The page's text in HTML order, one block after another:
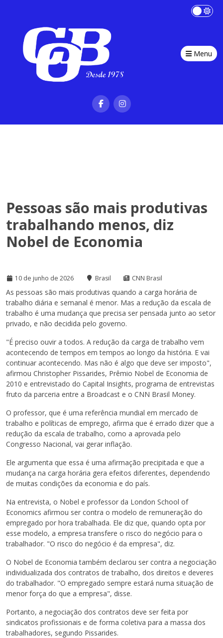
Menu
Pessoas são mais produtivas
trabalhando menos, diz
Nobel de Economia
10 de junho de 2026 Brasil CNN Brasil
As pessoas são mais produtivas quando a carga horária de
trabalho diária e semanal é menor. Mas a redução da escala de
trabalho é uma mudança que precisa ser pensada junto ao setor
privado, e não decidida pelo governo.
"É preciso ouvir a todos. A redução da carga de trabalho vem
acontecendo de tempos em tempos ao longo da história. E vai
continuar acontecendo. Mas não é algo que deve ser imposto",
afirmou Christopher Pissarides, Prêmio Nobel de Economia de
2010 e entrevistado do Capital Insights, programa de entrevistas
fruto da parceria entre a Broadcast e o CNN Brasil Money.
O professor, que é uma referência mundial em mercado de
trabalho e políticas de emprego, afirma que é errado dizer que a
redução da escala de trabalho, como a aprovada pelo
Congresso Nacional, vai gerar inflação.
Ele argumenta que essa é uma afirmação precipitada e que a
mudança na carga horária gera efeitos diferentes, dependendo
de muitas condições da economia e do país.
Na entrevista, o Nobel e professor da London School of
Economics afirmou ser contra o modelo de remuneração do
empregado por hora trabalhada. Ele diz que, quando opta por
esse modelo, a empresa transfere o risco do negócio para o
trabalhador. "O risco do negócio é da empresa", diz.
O Nobel de Economia também declarou ser contra a negociação
individualizada dos contratos de trabalho, dos direitos e deveres
do trabalhador. "O empregado sempre estará numa situação de
menor força do que a empresa", disse.
Portanto, a negociação dos contratos deve ser feita por
sindicatos profissionais e de forma coletiva para a massa dos
trabalhadores, segundo Pissarides.